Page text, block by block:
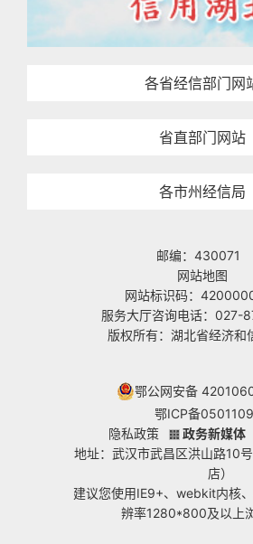
各省经信部门网
省直部门网站
各市州经信局
邮编：430071
网站地图
网站标识码：
服务大厅咨询电话：027-
版权所有：湖北省经济和
鄂公网安备
鄂ICP备
隐私政策
政务新媒体
地址：武汉市武昌区洪山路10
店）
建议您使用IE9+、webkit内核
辨率1280*800及以上